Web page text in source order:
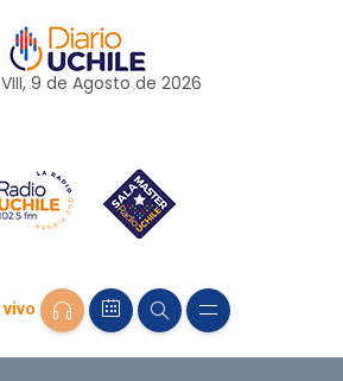
9 de Agosto de 2026